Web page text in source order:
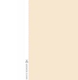
Versatil